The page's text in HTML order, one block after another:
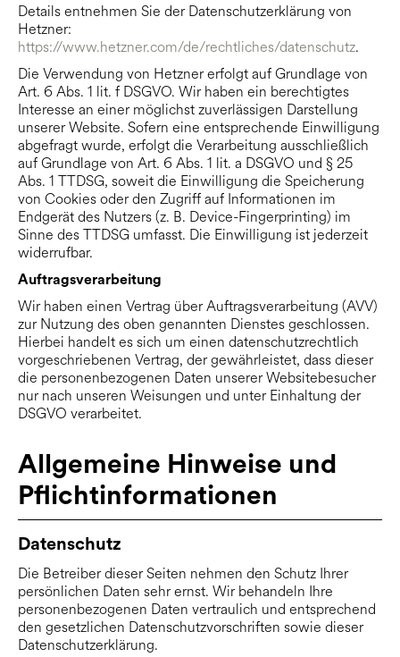
Details entnehmen Sie der Datenschutzerklärung von
Hetzner:
https://www.hetzner.com/de/rechtliches/datenschutz.
Die Verwendung von Hetzner erfolgt auf Grundlage von
Art. 6 Abs. 1 lit. f DSGVO. Wir haben ein berechtigtes
Interesse an einer möglichst zuverlässigen Darstellung
unserer Website. Sofern eine entsprechende Einwilligung
abgefragt wurde, erfolgt die Verarbeitung ausschließlich
auf Grundlage von Art. 6 Abs. 1 lit. a DSGVO und § 25
Abs. 1 TTDSG, soweit die Einwilligung die Speicherung
von Cookies oder den Zugriff auf Informationen im
Endgerät des Nutzers (z. B. Device-Fingerprinting) im
Sinne des TTDSG umfasst. Die Einwilligung ist jederzeit
widerrufbar.
Auftragsverarbeitung
Wir haben einen Vertrag über Auftragsverarbeitung (AVV)
zur Nutzung des oben genannten Dienstes geschlossen.
Hierbei handelt es sich um einen datenschutzrechtlich
vorgeschriebenen Vertrag, der gewährleistet, dass dieser
die personenbezogenen Daten unserer Websitebesucher
nur nach unseren Weisungen und unter Einhaltung der
DSGVO verarbeitet.
Allgemeine Hinweise und
Pflichtinformationen
Datenschutz
Die Betreiber dieser Seiten nehmen den Schutz Ihrer
persönlichen Daten sehr ernst. Wir behandeln Ihre
personenbezogenen Daten vertraulich und entsprechend
den gesetzlichen Datenschutzvorschriften sowie dieser
Datenschutzerklärung.